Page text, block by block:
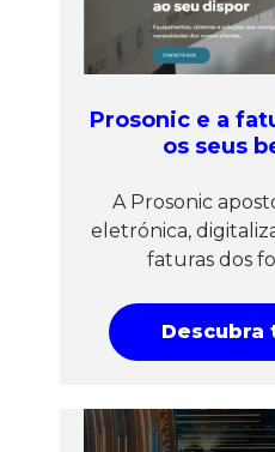
Prosonic e a
os seus
A Prosonic
eletrónica,
faturas dos
Descubra